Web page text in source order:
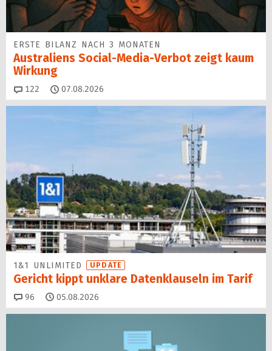
ERSTE BILANZ NACH 3 MONATEN
Australiens Social-Media-Verbot zeigt kaum
Wirkung
122 Kommentare
07.08.2026
1&1 UNLIMITED UPDATE
Gericht kippt unklare Datenklauseln im Tarif
96 Kommentare
05.08.2026